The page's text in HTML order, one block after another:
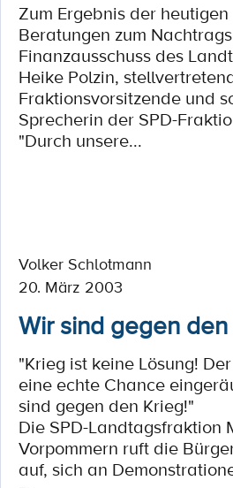
Zum Ergebnis der
Beratungen zum
Finanzausschuss des
Heike Polzin,
Fraktionsvorsitzende und
Sprecherin der SPD-
"Durch unsere...
Volker Schlotmann
20. März 2003
Wir sind gegen
"Krieg ist keine Lösung!
eine echte Chance
sind gegen den Krieg!"
Die SPD-Landtagsfraktion
Vorpommern ruft die
auf, sich an